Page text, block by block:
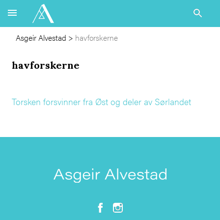
Asgeir Alvestad > havforskerne
havforskerne
Torsken forsvinner fra Øst og deler av Sørlandet